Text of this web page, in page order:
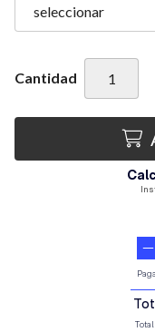
Cantidad